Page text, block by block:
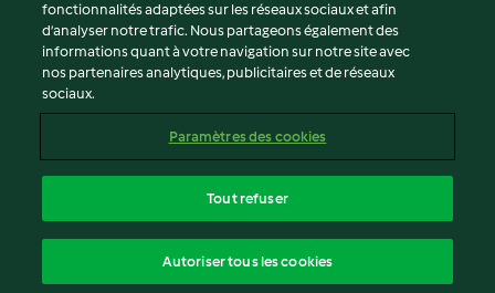
Conditions d'utilisation
Politique de confidentialité
Non-responsabilité
Mentions légales
Contenu du rapport
Déclaration d'accessibilité
fonctionnalités adaptées sur les réseaux sociaux et afin
d’analyser notre trafic. Nous partageons également des
informations quant à votre navigation sur notre site avec
nos partenaires analytiques, publicitaires et de réseaux
sociaux.
Paramètres des cookies
Tout refuser
Autoriser tous les cookies